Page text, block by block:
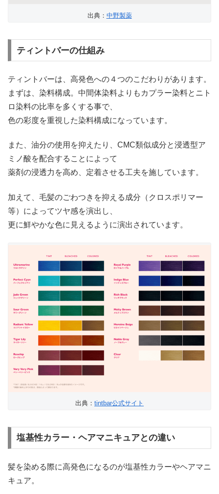
出典： 中野製薬
ティントバーの仕組み
ティントバーは、高発色への４つのこだわりがあります。
まずは、染料構成。中間体染料よりもカプラー染料とニト
ロ染料の比率を多くする事で、
色の彩度を重視した染料構成になっています。
また、油分の使用を抑えたり、CMC類似成分と浸透型ア
ミノ酸を配合することによって
薬剤の浸透力を高め、定着させる工夫を施しています。
加えて、毛髪のごわつきを抑える成分（クロスポリマー
等）によってツヤ感を演出し、
更に鮮やかな色に見えるように演出されています。
出典： tintbar公式サイト
塩基性カラー・ヘアマニキュアとの違い
髪を染める際に高発色になるのが塩基性カラーやヘアマニ
キュア。